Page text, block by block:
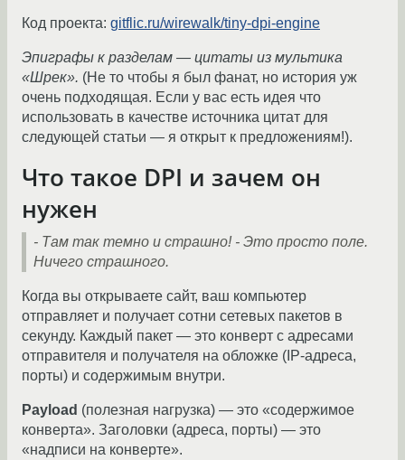
Код проекта: gitflic.ru/wirewalk/tiny-dpi-engine
Эпиграфы к разделам — цитаты из мультика
«Шрек». (Не то чтобы я был фанат, но история уж
очень подходящая. Если у вас есть идея что
использовать в качестве источника цитат для
следующей статьи — я открыт к предложениям!).
Что такое DPI и зачем он
нужен
- Там так темно и страшно! - Это просто поле.
Ничего страшного.
Когда вы открываете сайт, ваш компьютер
отправляет и получает сотни сетевых пакетов в
секунду. Каждый пакет — это конверт с адресами
отправителя и получателя на обложке (IP-адреса,
порты) и содержимым внутри.
Payload (полезная нагрузка) — это «содержимое
конверта». Заголовки (адреса, порты) — это
«надписи на конверте».